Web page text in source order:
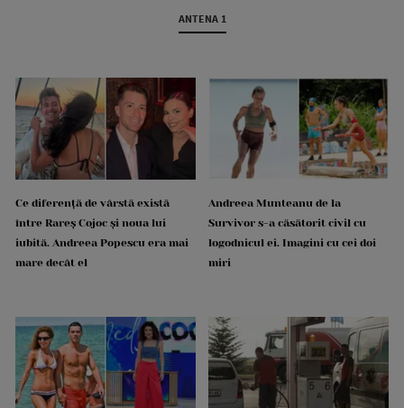
ANTENA 1
Ce diferență de vârstă există
între Rareș Cojoc și noua lui
iubită. Andreea Popescu era mai
mare decât el
Andreea Munteanu de la
Survivor s-a căsătorit civil cu
logodnicul ei. Imagini cu cei doi
miri